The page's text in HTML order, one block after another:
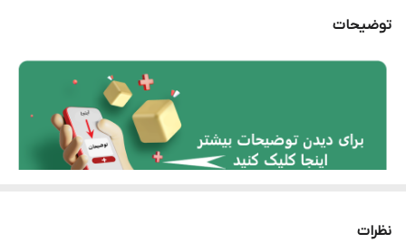
پرداخت از درگاه
موجود در فروشگاه
موجود
توضیحات
نظرات